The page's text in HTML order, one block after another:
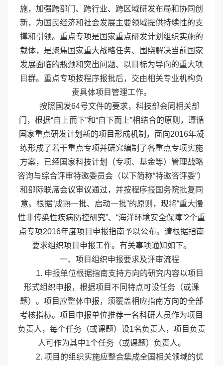
施，加强跨部门、跨行业、跨区域研发布局和协同创
新，为国民经济和社会发展主要领域提供持续性的支
撑和引领。重点专项是国家重点研发计划组织实施的
载体，是聚焦国家重大战略任务、围绕解决当前国家
发展面临的瓶颈和突出问题、以目标为导向的重大项
目群。重点专项按程序报批后，交由相关专业机构负
责具体项目管理工作。
按照国发64号文件的要求，科技部会同相关部
门，根据“自上而下”和“自下而上”相结合的原则，遵循
国家重点研发计划新的项目形成机制，面向2016年凝
练形成了若干重点专项并研究编制了各重点专项实施
方案，已经国家科技计划（专项、基金等）管理战略
咨询与综合评审特邀委员会（以下简称“特邀咨评委”）
和部际联席会议审议通过，并按程序报国务院批复同
意。根据“成熟一批、启动一批”的原则，现将“重大慢
性非传染性疾病防控研究”、“海洋环境安全保障”2个重
点专项2016年度项目申报指南予以公布。请根据指南
要求组织项目申报工作。有关事项通知如下。
一、项目组织申报要求及评审流程
1. 申报单位根据指南支持方向的研究内容以项目
形式组织申报，根据项目不同特点可设任务（或课
题）。项目应整体申报，须覆盖相应指南方向的全部
考核指标。项目申报单位推荐一名科研人员作为项目
负责人，每个任务（或课题）设1名负责人，项目负责
人可作为其中1个任务（或课题）负责人。
2. 项目的组织实施应整合集成全国相关领域的优